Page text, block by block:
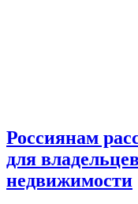
Россиянам
для
недвижимости